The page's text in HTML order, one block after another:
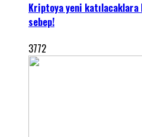
Kriptoya yeni
sebep!
3772